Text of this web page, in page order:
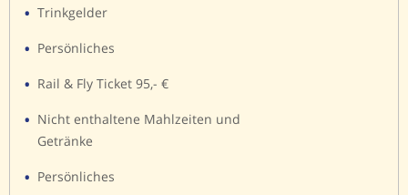
Trinkgelder
Persönliches
Rail & Fly Ticket 95,- €
Nicht enthaltene Mahlzeiten und
Getränke
Persönliches